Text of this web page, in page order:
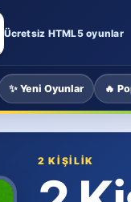
Ücretsiz HTML5 oyunlar
✨ Yeni Oyunlar 🔥
2 KIŞILIK